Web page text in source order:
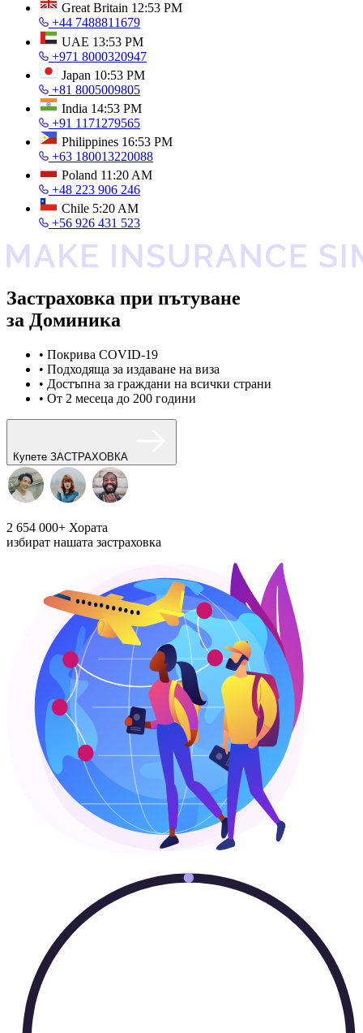
Great Britain 12:53 PM
+44 7488811679
UAE 13:53 PM
+971 8000320947
Japan 10:53 PM
+81 8005009805
India 14:53 PM
+91 1171279565
Philippines 16:53 PM
+63 180013220088
Poland 11:20 AM
+48 223 906 246
Chile 5:20 AM
+56 926 431 523
Застраховка при пътуване
за Доминика
• Покрива COVID-19
• Подходяща за издаване на виза
• Достъпна за граждани на всички страни
• От 2 месеца до 200 години
Купете ЗАСТРАХОВКА
2 654 000+ Хората
избират нашата застраховка